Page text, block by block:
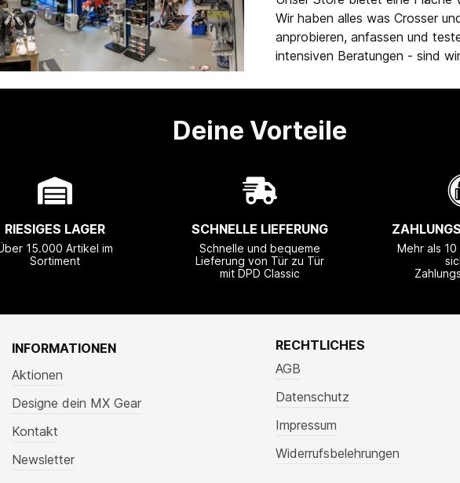
Wir haben alles was Crosser
anprobieren, anfassen und
intensiven Beratungen - sind
Deine Vorteile
RIESIGES LAGER
15.000 Artikel im
Sortiment
SCHNELLE LIEFERUNG
Schnelle und bequeme
Lieferung von Tür zu Tür
mit DPD Classic
Mehr als
INFORMATIONEN
Aktionen
Designe dein MX Gear
Kontakt
Newsletter
RECHTLICHES
AGB
Datenschutz
Impressum
Widerrufsbelehrungen